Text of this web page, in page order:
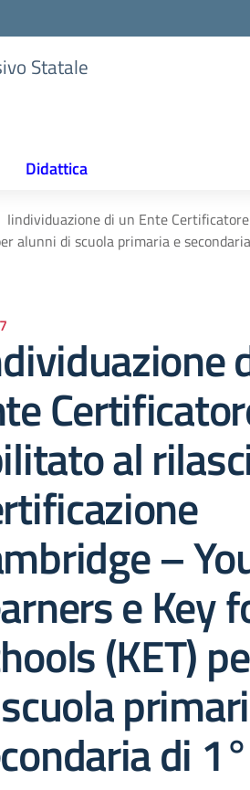
Statale
Didattica
Iindividuazione di un Ente
alunni di scuola primaria e
al
–
e Key
(KET)
di